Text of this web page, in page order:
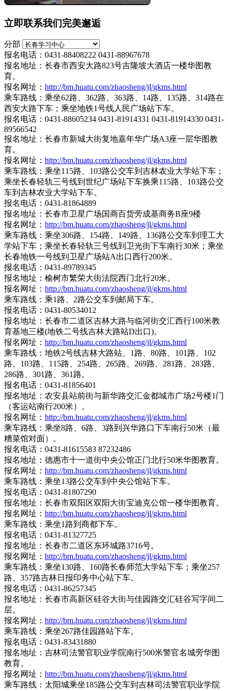
立即联系我们完美邂逅
分部
报名电话：0431-88408222 0431-88967678
报名地址：长春市西安大路823号吉隆坡大酒店一楼华图教
育。
报名网址： http://bm.huatu.com/zhaosheng/jl/gkms.html
乘车路线：乘坐62路、362路、363路、14路、135路、314路在
西安大路下车；乘坐地铁1号线人民广场站下车。
报名电话：0431-88605234 0431-81914331 0431-81914330 0431-
89566542
报名地址：长春市新城大街复地嘉年华广场A3座一层华图教
育。
报名网址： http://bm.huatu.com/zhaosheng/jl/gkms.html
乘车路线：乘坐115路、103路公交车到吉林农业大学站下车；
乘坐长春轻轨三号线到世纪广场站下车换乘115路、103路公交
车到吉林农业大学站下车。
报名电话：0431-81864889
报名地址：长春市卫星广场国商百货旁成基商务B座9楼
报名网址： http://bm.huatu.com/zhaosheng/jl/gkms.html
乘车路线：乘坐306路、154路、149路、136路公交车到理工大
学站下车；乘坐长春轻轨三号线到卫光街下车南行30米；乘坐
长春地铁一号线到卫星广场站A出口西行200米。
报名电话：0431-89789345
报名地址：榆树市繁荣大街法院西门北行20米。
报名网址： http://bm.huatu.com/zhaosheng/jl/gkms.html
乘车路线：乘1路、2路公交车到邮局下车。
报名电话：0431-80534012
报名地址：长春市二道区吉林大路与临河街交汇西行100米教
育基地三楼(地铁二号线吉林大路站D出口)。
报名网址： http://bm.huatu.com/zhaosheng/jl/gkms.html
乘车路线：地铁2号线吉林大路站、1路、80路、101路、102
路、103路、115路、254路、265路、269路、281路、283路、
286路、301路、361路。
报名电话：0431-81856401
报名地址：农安县站前街与新华路交汇金都城市广场2号楼1门
（客运站南行200米）。
报名网址： http://bm.huatu.com/zhaosheng/jl/gkms.html
乘车路线：乘坐8路、6路、3路到兴华路口下车南行50米（最
糟菜馆对面）。
报名电话：0431-81615583 87232486
报名地址：德惠市十一道街中央公馆正门北行50米华图教育。
报名网址： http://bm.huatu.com/zhaosheng/jl/gkms.html
乘车路线：乘坐13路公交车到中央公馆站下车。
报名电话：0431-81807290
报名地址：长春市双阳区双阳大街宝迪克公馆一楼华图教育。
报名网址： http://bm.huatu.com/zhaosheng/jl/gkms.html
乘车路线：乘坐1路到商都下车。
报名电话：0431-81327725
报名地址：长春市二道区东环城路3716号。
报名网址： http://bm.huatu.com/zhaosheng/jl/gkms.html
乘车路线：乘坐130路、160路长春师范大学站下车；乘坐257
路、357路吉林日报印务中心站下车。
报名电话：0431-86257345
报名地址：长春市高新区硅谷大街与佳园路交汇硅谷写字间二
层。
报名网址： http://bm.huatu.com/zhaosheng/jl/gkms.html
乘车路线：乘坐267路佳园路站下车。
报名电话：0431-83431880
报名地址：吉林司法警官职业学院南行500米警官名城旁华图
教育。
报名网址： http://bm.huatu.com/zhaosheng/jl/gkms.html
乘车路线：太阳城乘坐185路公交车到吉林司法警官职业学院